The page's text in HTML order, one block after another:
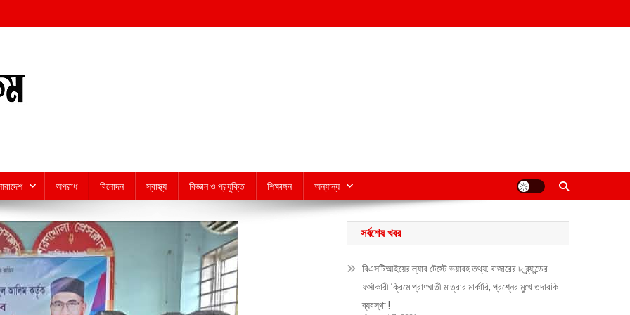
অপরাধ বিনোদন স্বাস্থ্য বিজ্ঞান ও প্রযুক্তি শিক্ষাঙ্গন অন্যান্য
সর্বশেষ খবর
বিএসটিআইয়ের ল্যাব টেস্টে ভয়াবহ তথ্য: বাজারের ৮ ব্র্যান্ডের
ফর্সাকারী ক্রিমে প্রাণঘাতী মাত্রার মার্কারি, প্রশ্নের মুখে তদারকি
ব্যবস্থা !